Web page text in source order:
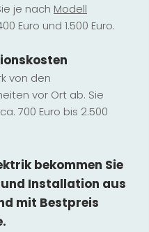
je nach Modell
Euro und 1.500 Euro.
nskosten
von den
vor Ort ab. Sie
700 Euro bis 2.500
bekommen Sie
Installation aus
mit Bestpreis